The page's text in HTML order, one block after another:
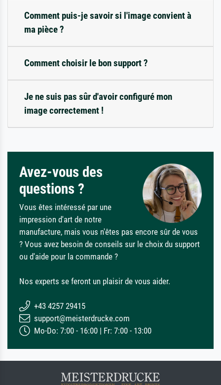
Comment puis-je savoir si l'image convient à
ma pièce ?
Comment choisir le bon support ?
Je ne suis pas sûr d'avoir configuré mon
image correctement !
Avez-vous des
questions ?
Vous êtes intéressé par une
impression d'art de notre
manufacture, mais vous n'êtes pas encore sûr de vous
? Vous avez besoin de conseils sur le choix du support
ou d'aide pour la commande ?
Nos experts se feront un plaisir de vous aider.
+43 4257 29415
support@meisterdrucke.com
Mo-Do: 7:00 - 16:00 | Fr: 7:00 - 13:00